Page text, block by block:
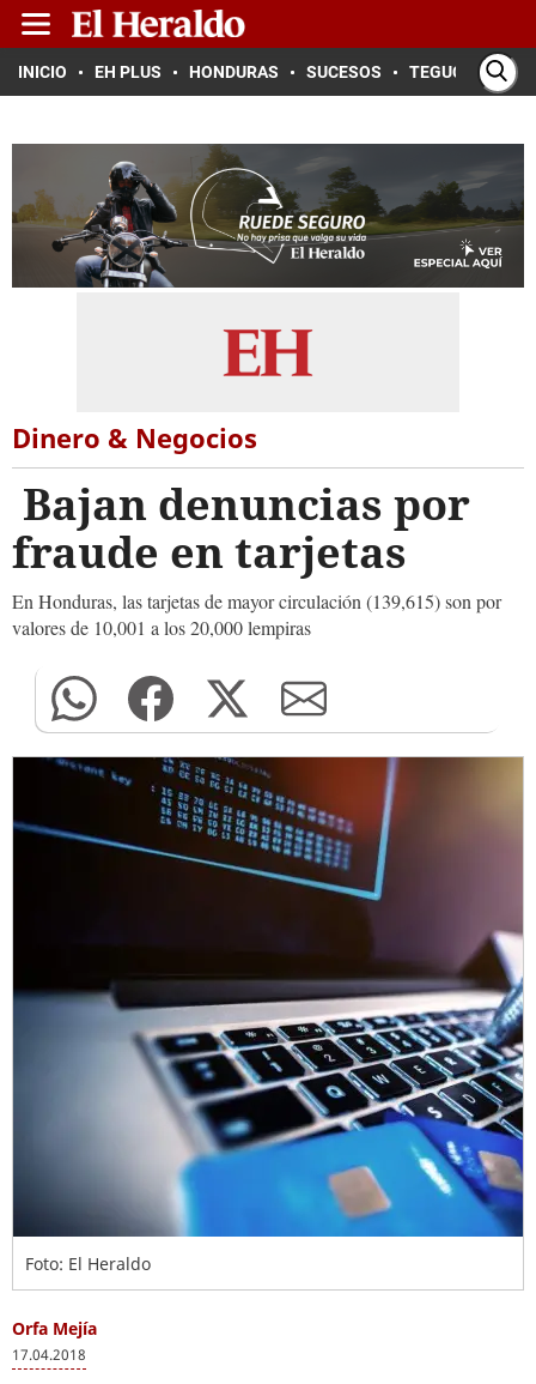
INICIO EH PLUS HONDURAS SUCESOS TEGUCIGALPA
Dinero & Negocios
Bajan denuncias por
fraude en tarjetas
En Honduras, las tarjetas de mayor circulación (139,615) son por
valores de 10,001 a los 20,000 lempiras
Foto: El Heraldo
Orfa Mejía
17.04.2018